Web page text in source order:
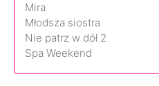
Mira
Młodsza siostra
Nie patrz w dół 2
Spa Weekend